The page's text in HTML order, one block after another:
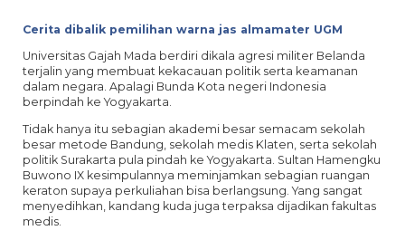
Cerita dibalik pemilihan warna jas almamater UGM
Universitas Gajah Mada berdiri dikala agresi militer Belanda
terjalin yang membuat kekacauan politik serta keamanan
dalam negara. Apalagi Bunda Kota negeri Indonesia
berpindah ke Yogyakarta.
Tidak hanya itu sebagian akademi besar semacam sekolah
besar metode Bandung, sekolah medis Klaten, serta sekolah
politik Surakarta pula pindah ke Yogyakarta. Sultan Hamengku
Buwono IX kesimpulannya meminjamkan sebagian ruangan
keraton supaya perkuliahan bisa berlangsung. Yang sangat
menyedihkan, kandang kuda juga terpaksa dijadikan fakultas
medis.